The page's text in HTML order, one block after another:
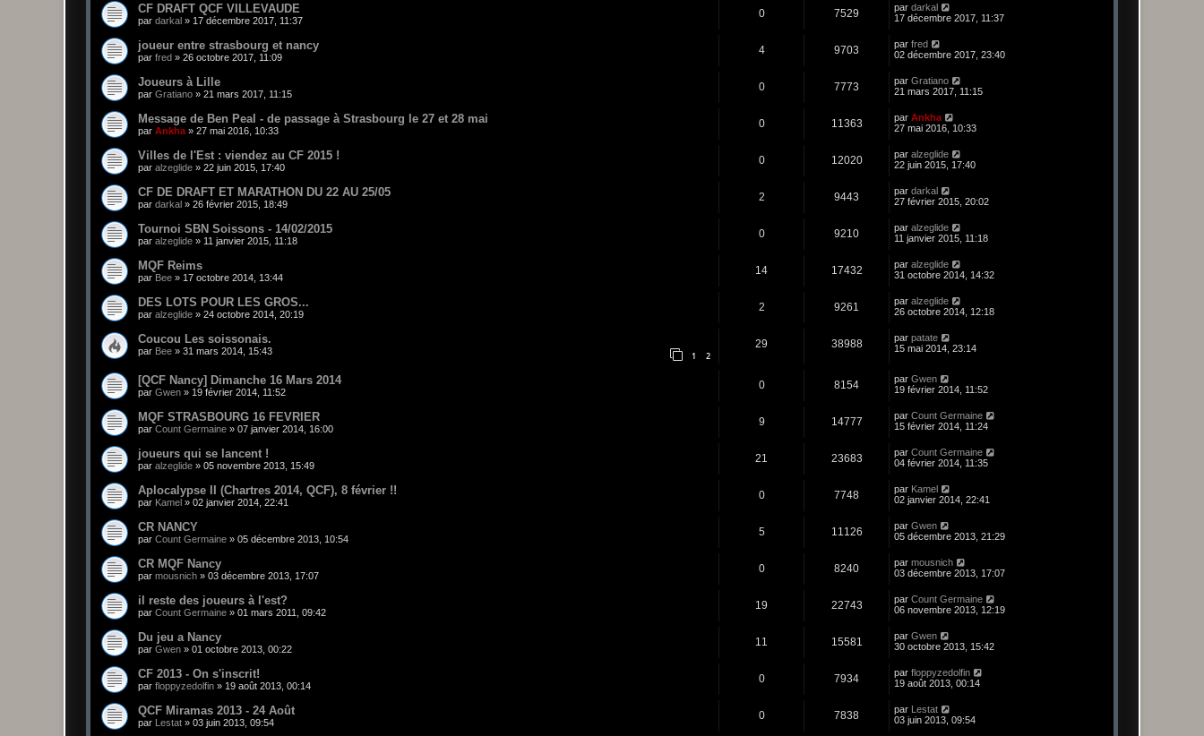
CF DRAFT QCF VILLEVAUDE
par darkal » 17 décembre 2017, 11:37
0 7529 par darkal
17 décembre 2017, 11:37
joueur entre strasbourg et nancy
par fred » 26 octobre 2017, 11:09
4 9703 par fred
02 décembre 2017, 23:40
Joueurs à Lille
par Gratiano » 21 mars 2017, 11:15
0 7773 par Gratiano
21 mars 2017, 11:15
Message de Ben Peal - de passage à Strasbourg le 27 et 28 mai
par Ankha » 27 mai 2016, 10:33
0 11363 par Ankha
27 mai 2016, 10:33
Villes de l'Est : viendez au CF 2015 !
par alzeglide » 22 juin 2015, 17:40
0 12020 par alzeglide
22 juin 2015, 17:40
CF DE DRAFT ET MARATHON DU 22 AU 25/05
par darkal » 26 février 2015, 18:49
2 9443 par darkal
27 février 2015, 20:02
Tournoi SBN Soissons - 14/02/2015
par alzeglide » 11 janvier 2015, 11:18
0 9210 par alzeglide
11 janvier 2015, 11:18
MQF Reims
par Bee » 17 octobre 2014, 13:44
14 17432 par alzeglide
31 octobre 2014, 14:32
DES LOTS POUR LES GROS...
par alzeglide » 24 octobre 2014, 20:19
2 9261 par alzeglide
26 octobre 2014, 12:18
Coucou Les soissonais.
par Bee » 31 mars 2014, 15:43 1 2
29 38988 par patate
15 mai 2014, 23:14
[QCF Nancy] Dimanche 16 Mars 2014
par Gwen » 19 février 2014, 11:52
0 8154 par Gwen
19 février 2014, 11:52
MQF STRASBOURG 16 FEVRIER
par Count Germaine » 07 janvier 2014, 16:00
9 14777 par Count Germaine
15 février 2014, 11:24
joueurs qui se lancent !
par alzeglide » 05 novembre 2013, 15:49
21 23683 par Count Germaine
04 février 2014, 11:35
Aplocalypse II (Chartres 2014, QCF), 8 février !!
par Kamel » 02 janvier 2014, 22:41
0 7748 par Kamel
02 janvier 2014, 22:41
CR NANCY
par Count Germaine » 05 décembre 2013, 10:54
5 11126 par Gwen
05 décembre 2013, 21:29
CR MQF Nancy
par mousnich » 03 décembre 2013, 17:07
0 8240 par mousnich
03 décembre 2013, 17:07
il reste des joueurs à l'est?
par Count Germaine » 01 mars 2011, 09:42
19 22743 par Count Germaine
06 novembre 2013, 12:19
Du jeu a Nancy
par Gwen » 01 octobre 2013, 00:22
11 15581 par Gwen
30 octobre 2013, 15:42
CF 2013 - On s'inscrit!
par floppyzedolfin » 19 août 2013, 00:14
0 7934 par floppyzedolfin
19 août 2013, 00:14
QCF Miramas 2013 - 24 Août
par Lestat » 03 juin 2013, 09:54
0 7838 par
Lestat
03 juin 2013, 09:54